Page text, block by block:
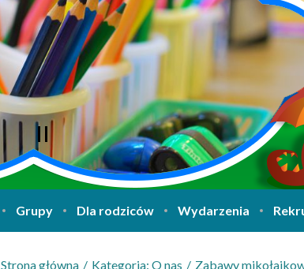
Grupy Dla rodziców Wydarzenia
Strona główna Kategoria: O nas Zabawy